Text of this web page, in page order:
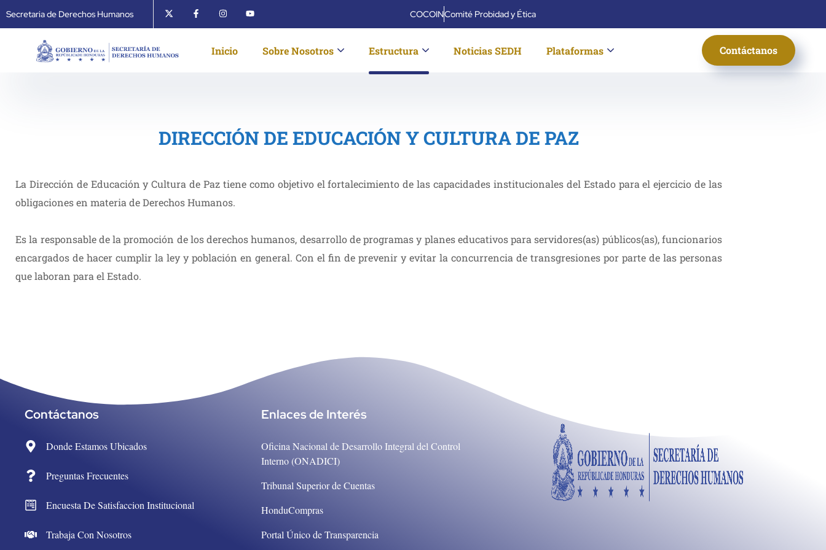
Secretaria de Derechos Humanos COCOINComité Probidad y Ética
Inicio Sobre Nosotros Estructura Noticias SEDH Plataformas Contáctanos
Educación
DIRECCIÓN DE EDUCACIÓN Y CULTURA DE PAZ
La Dirección de Educación y Cultura de Paz tiene como objetivo el fortalecimiento de las capacidades institucionales del Estado para el ejercicio de las
obligaciones en materia de Derechos Humanos.
Es la responsable de la promoción de los derechos humanos, desarrollo de programas y planes educativos para servidores(as) públicos(as), funcionarios
encargados de hacer cumplir la ley y población en general. Con el fin de prevenir y evitar la concurrencia de transgresiones por parte de las personas
que laboran para el Estado.
Contáctanos
Donde Estamos Ubicados
Preguntas Frecuentes
Encuesta De Satisfaccion Institucional
Trabaja Con Nosotros
Enlaces de Interés
Oficina Nacional de Desarrollo Integral del Control
Interno (ONADICI)
Tribunal Superior de Cuentas
HonduCompras
Portal Único de Transparencia